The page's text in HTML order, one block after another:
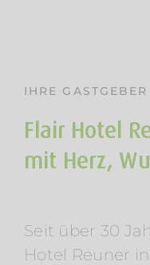
IHRE GASTGEBER
Flair Hotel
mit Herz,
Seit über 30
Hotel Reuner